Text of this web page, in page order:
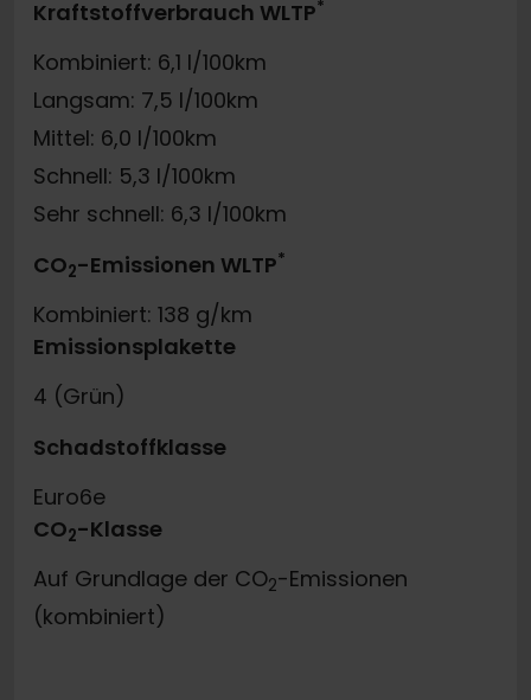
Kraftstoffverbrauch WLTP*
Kombiniert: 6,1 l/100km
Langsam: 7,5 l/100km
Mittel: 6,0 l/100km
Schnell: 5,3 l/100km
Sehr schnell: 6,3 l/100km
CO2-Emissionen WLTP*
Kombiniert: 138 g/km
Emissionsplakette
4 (Grün)
Schadstoffklasse
Euro6e
CO2-Klasse
Auf Grundlage der CO2-Emissionen
(kombiniert)